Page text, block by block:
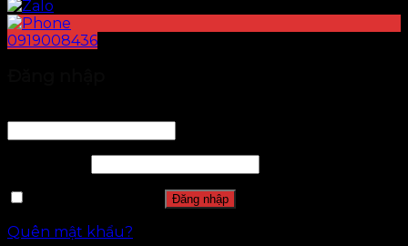
0919008436
Đăng nhập
Quên mật khẩu?